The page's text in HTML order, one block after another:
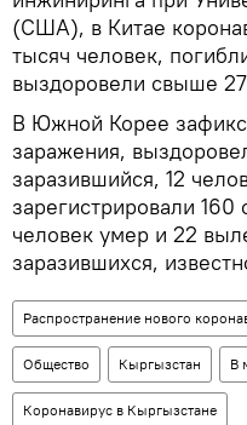
(США), в Китае
тысяч человек,
выздоровели свыше
В Южной Корее
заражения,
заразившийся, 12
зарегистрировали
человек умер и 22
заразившихся,
Распространение нового
Общество Кыргызстан В
Коронавирус в Кыргызстане